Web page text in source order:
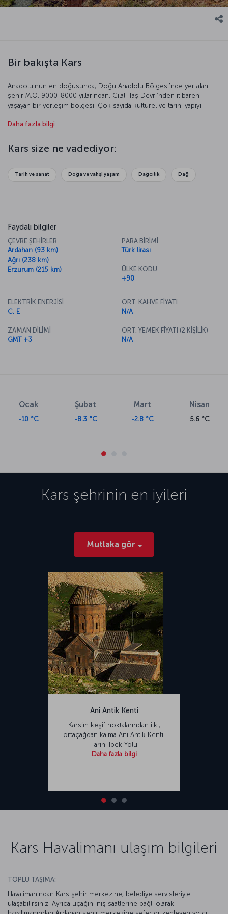
Bir bakışta Kars
Anadolu'nun en doğusunda, Doğu Anadolu Bölgesi'nde yer alan
şehir M.Ö. 9000-8000 yıllarından, Cilalı Taş Devri’nden itibaren
yaşayan bir yerleşim bölgesi. Çok sayıda kültürel ve tarihi yapıyı
literatürüne girmeyi başaran bir kent. Bir sınır kenti olması sebebiyle
keşfedebileceğiniz Kars’a daha yakından bakalım…
Daha fazla bilgi
Kars size ne vadediyor:
Tarih ve sanat Doğa ve vahşi yaşam Dağcılık Dağ
Faydalı bilgiler
ÇEVRE ŞEHİRLER
Ardahan (93 km)
Ağrı (238 km)
Erzurum (215 km)
PARA BİRİMİ
Türk lirası
ÜLKE KODU
+90
ELEKTRİK ENERJİSİ
C, E
ZAMAN DİLİMİ
GMT +3
ORT. KAHVE FİYATI
N/A
ORT. YEMEK FİYATI (2 KİŞİLİK)
N/A
Ocak
-10 °C
Şubat
-8.3 °C
Mart
-2.8 °C
Nisan
5.6 °C
Kars şehrinin en iyileri
Mutlaka gör
Ani Antik Kenti
Kars’ın keşif noktalarından ilki,
ortaçağdan kalma Ani Antik Kenti.
Tarihi İpek Yolu
Daha fazla bilgi
Kars Havalimanı ulaşım bilgileri
TOPLU TAŞIMA:
Havalimanından Kars şehir merkezine, belediye servisleriyle
ulaşabilirsiniz. Ayrıca uçağın iniş saatlerine bağlı olarak